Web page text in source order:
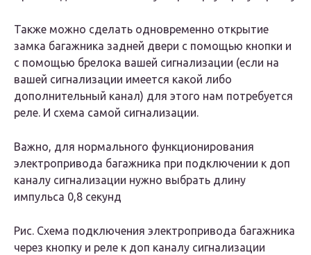
Также можно сделать одновременно открытие
замка багажника задней двери с помощью кнопки и
с помощью брелока вашей сигнализации (если на
вашей сигнализации имеется какой либо
дополнительный канал) для этого нам потребуется
реле. И схема самой сигнализации.
Важно, для нормального функционирования
электропривода багажника при подключении к доп
каналу сигнализации нужно выбрать длину
импульса 0,8 секунд
Рис. Схема подключения электропривода багажника
через кнопку и реле к доп каналу сигнализации